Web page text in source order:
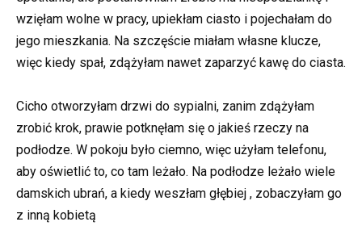
wzięłam wolne w pracy, upiekłam ciasto i pojechałam do
jego mieszkania. Na szczęście miałam własne klucze,
więc kiedy spał, zdążyłam nawet zaparzyć kawę do ciasta.
Cicho otworzyłam drzwi do sypialni, zanim zdążyłam
zrobić krok, prawie potknęłam się o jakieś rzeczy na
podłodze. W pokoju było ciemno, więc użyłam telefonu,
aby oświetlić to, co tam leżało. Na podłodze leżało wiele
damskich ubrań, a kiedy weszłam głębiej , zobaczyłam go
z inną kobietą